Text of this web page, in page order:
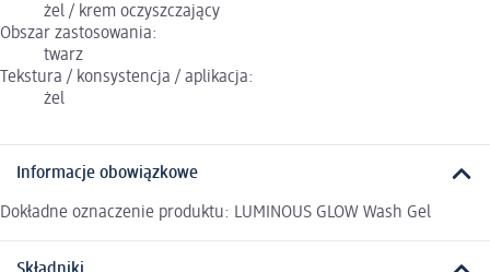
żel / krem oczyszczający
Obszar zastosowania:
twarz
Tekstura / konsystencja / aplikacja:
żel
Informacje obowiązkowe
Dokładne oznaczenie produktu: LUMINOUS GLOW Wash Gel